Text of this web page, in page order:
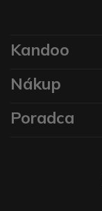
Kandoo
Nákup
Poradca